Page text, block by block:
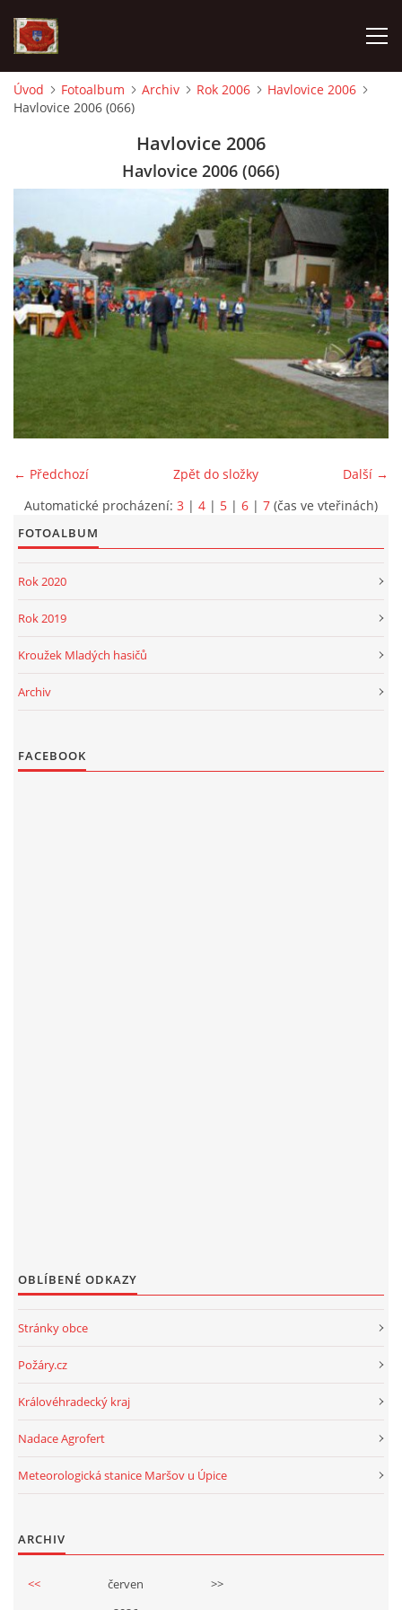
AKTUALITY
KROUŽEK MLADÝCH HASIČŮ
OHLÁŠENÍ PÁLENÍ
PROJEKT DOPRAVNÍ AUTOMOBIL
SH ČMS - Sbor dobrovolných hasičů Havlovice
© 2026 eStránky.cz
|
Úvod Fotoalbum Archiv Rok 2006
Havlovice 2006
Havlovice 2006 (066)
Havlovice 2006
Havlovice 2006 (066)
← Předchozí Další →
Zpět do složky
Automatické procházení: 3 | 4 | 5 | 6 | 7 (čas ve vteřinách)
FOTOALBUM
Rok 2020
Rok 2019
Kroužek Mladých hasičů
Archiv
FACEBOOK
OBLÍBENÉ ODKAZY
Stránky obce
Požáry.cz
Královéhradecký kraj
Nadace Agrofert
Meteorologická stanice Maršov u Úpice
ARCHIV
<< červen
>>